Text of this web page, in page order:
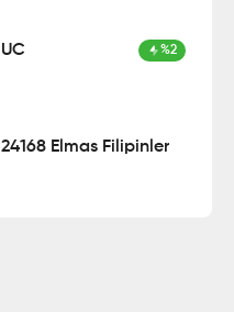
%2
Elmas Filipinler